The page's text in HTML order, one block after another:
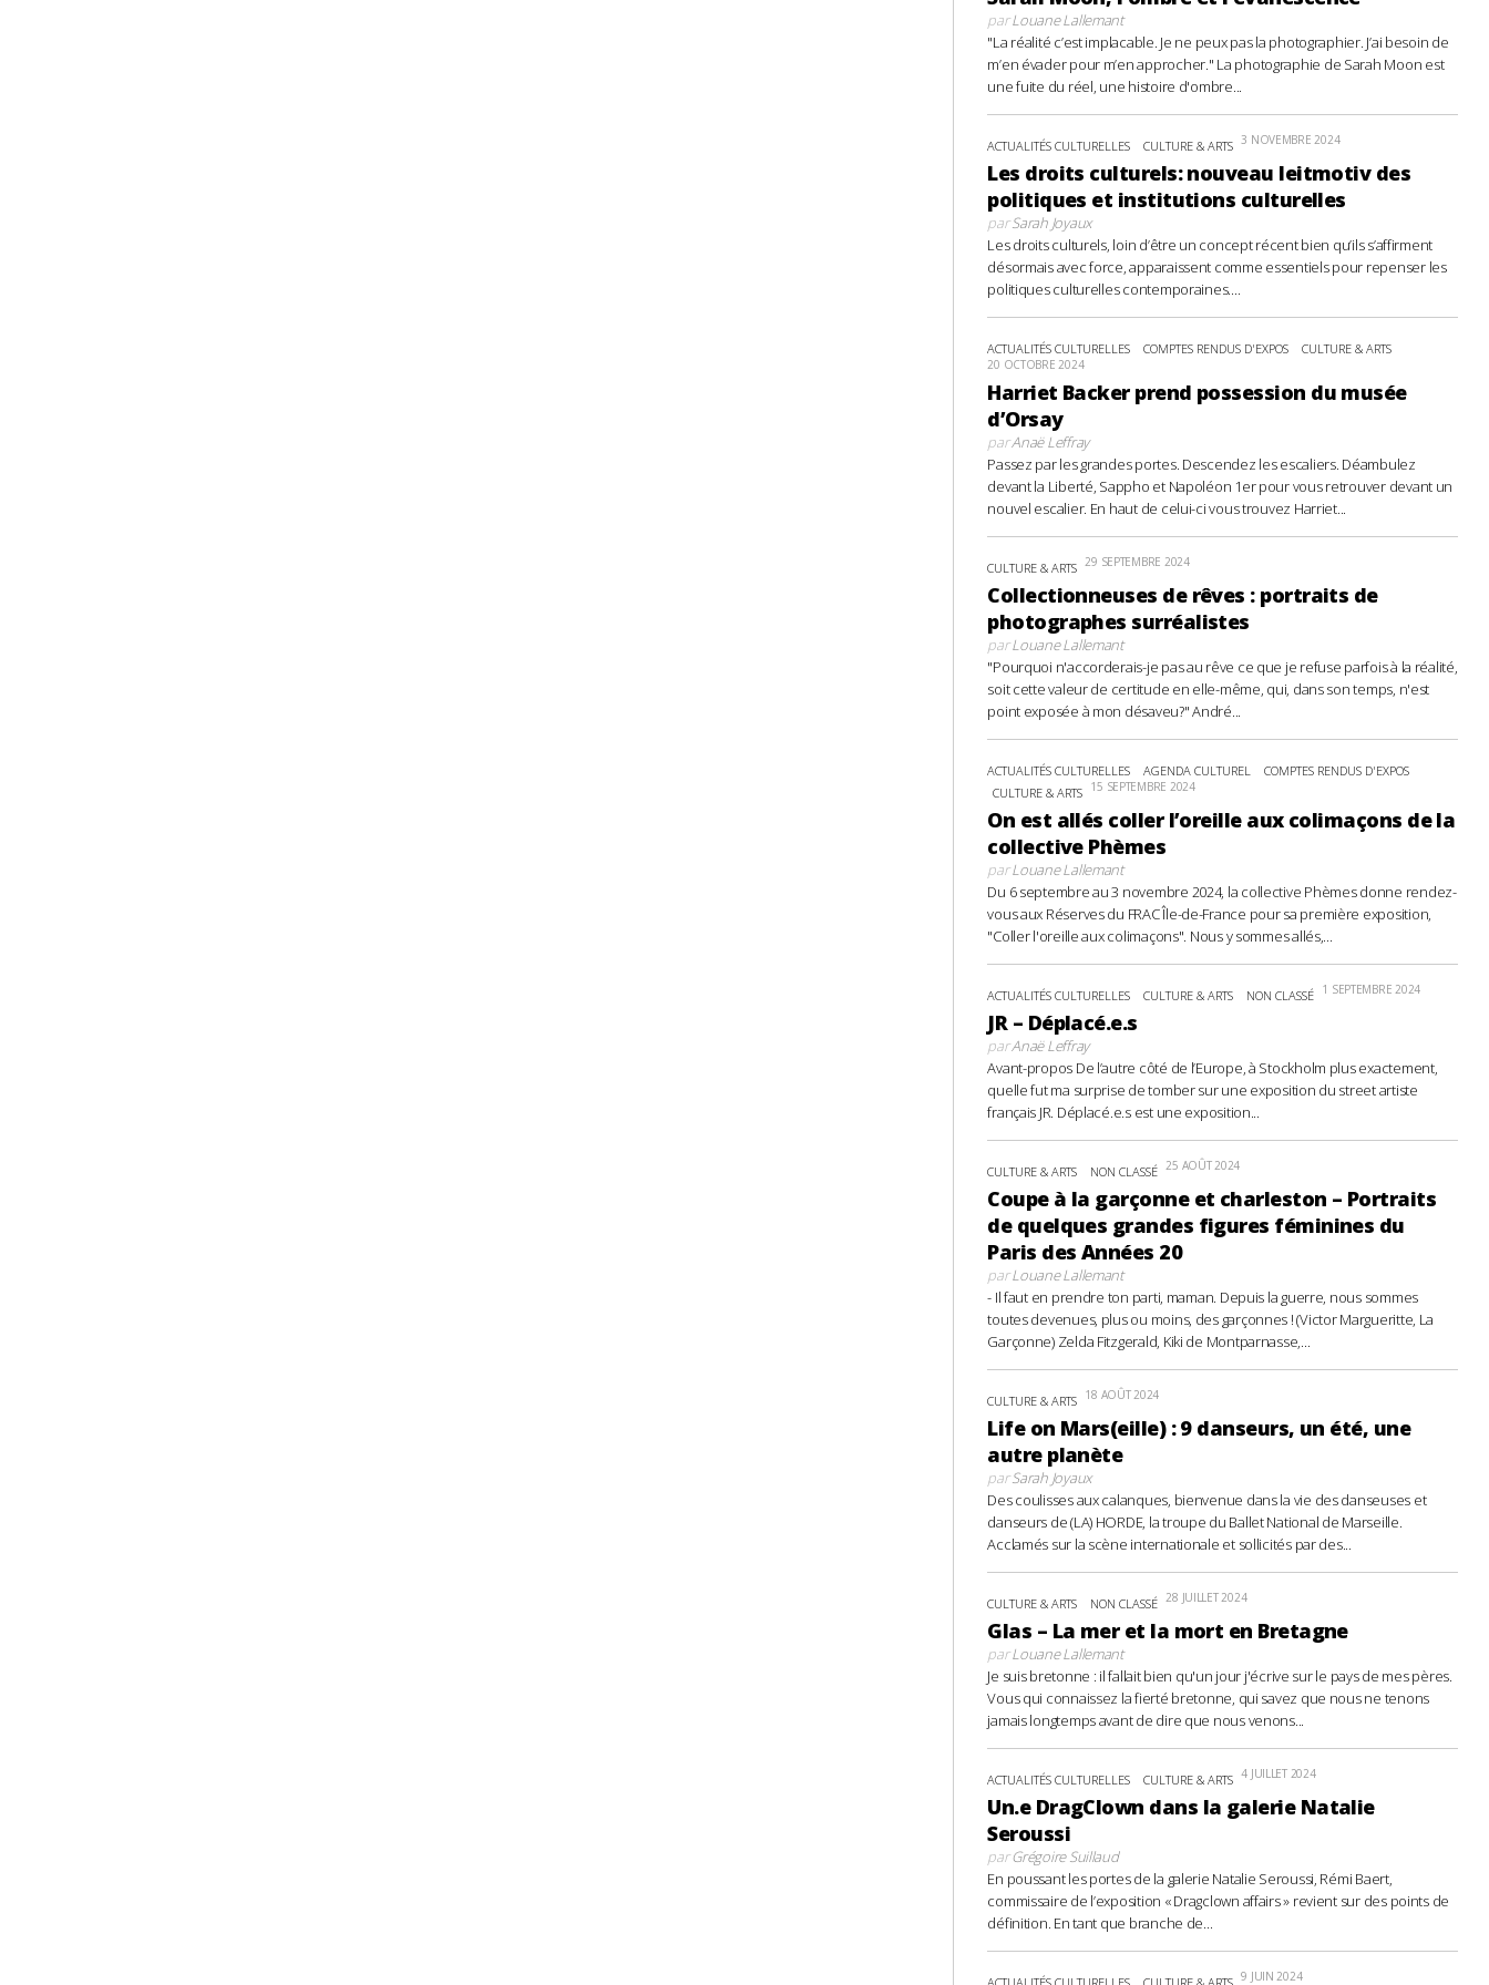
parLouane Lallemant
"La réalité c’est implacable. Je ne peux pas la photographier. J’ai besoin de
m’en évader pour m’en approcher." La photographie de Sarah Moon est
une fuite du réel, une histoire d'ombre...
ACTUALITÉS CULTURELLES CULTURE & ARTS 3 NOVEMBRE 2024
Les droits culturels: nouveau leitmotiv des
politiques et institutions culturelles
parSarah Joyaux
Les droits culturels, loin d’être un concept récent bien qu’ils s’affirment
désormais avec force, apparaissent comme essentiels pour repenser les
politiques culturelles contemporaines....
ACTUALITÉS CULTURELLES COMPTES RENDUS D'EXPOS CULTURE & ARTS
20 OCTOBRE 2024
Harriet Backer prend possession du musée
d’Orsay
parAnaë Leffray
Passez par les grandes portes. Descendez les escaliers. Déambulez
devant la Liberté, Sappho et Napoléon 1er pour vous retrouver devant un
nouvel escalier. En haut de celui-ci vous trouvez Harriet...
CULTURE & ARTS 29 SEPTEMBRE 2024
Collectionneuses de rêves : portraits de
photographes surréalistes
parLouane Lallemant
"Pourquoi n'accorderais-je pas au rêve ce que je refuse parfois à la réalité,
soit cette valeur de certitude en elle-même, qui, dans son temps, n'est
point exposée à mon désaveu?" André...
ACTUALITÉS CULTURELLES AGENDA CULTUREL
COMPTES RENDUS D'EXPOS
CULTURE & ARTS 15 SEPTEMBRE 2024
On est allés coller l’oreille aux colimaçons de la
collective Phèmes
parLouane Lallemant
Du 6 septembre au 3 novembre 2024, la collective Phèmes donne rendez-
vous aux Réserves du FRAC Île-de-France pour sa première exposition,
"Coller l'oreille aux colimaçons". Nous y sommes allés,...
ACTUALITÉS CULTURELLES CULTURE & ARTS NON CLASSÉ 1 SEPTEMBRE 2024
JR – Déplacé.e.s
parAnaë Leffray
Avant-propos De l’autre côté de l’Europe, à Stockholm plus exactement,
quelle fut ma surprise de tomber sur une exposition du street artiste
français JR. Déplacé.e.s est une exposition...
CULTURE & ARTS NON CLASSÉ 25 AOÛT 2024
Coupe à la garçonne et charleston – Portraits
de quelques grandes figures féminines du
Paris des Années 20
parLouane Lallemant
- Il faut en prendre ton parti, maman. Depuis la guerre, nous sommes
toutes devenues, plus ou moins, des garçonnes ! (Victor Margueritte, La
Garçonne) Zelda Fitzgerald, Kiki de Montparnasse,...
CULTURE & ARTS 18 AOÛT 2024
Life on Mars(eille) : 9 danseurs, un été, une
autre planète
parSarah Joyaux
Des coulisses aux calanques, bienvenue dans la vie des danseuses et
danseurs de (LA) HORDE, la troupe du Ballet National de Marseille.
Acclamés sur la scène internationale et sollicités par des...
CULTURE & ARTS NON CLASSÉ 28 JUILLET 2024
Glas – La mer et la mort en Bretagne
parLouane Lallemant
Je suis bretonne : il fallait bien qu'un jour j'écrive sur le pays de mes pères.
Vous qui connaissez la fierté bretonne, qui savez que nous ne tenons
jamais longtemps avant de dire que nous venons...
ACTUALITÉS CULTURELLES CULTURE & ARTS 4 JUILLET 2024
Un.e DragClown dans la galerie Natalie
Seroussi
parGrégoire Suillaud
En poussant les portes de la galerie Natalie Seroussi, Rémi Baert,
commissaire de l’exposition « Dragclown affairs » revient sur des points de
définition. En tant que branche de...
9 JUIN 2024